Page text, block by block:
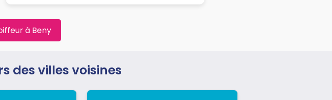
à Beny
des villes voisines